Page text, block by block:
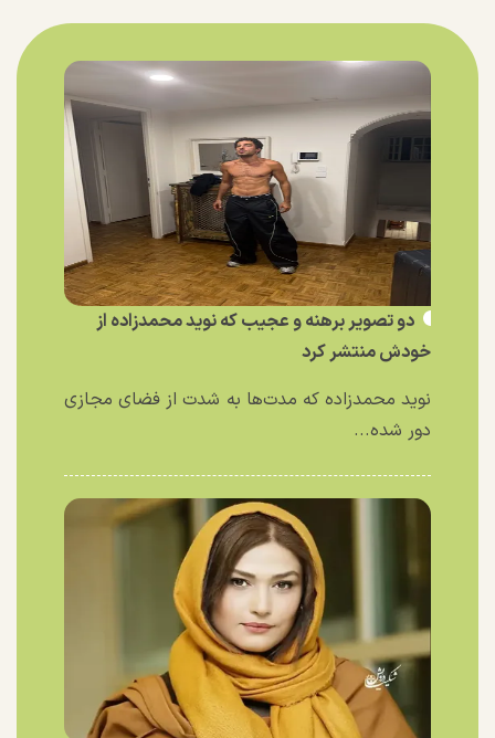
دو تصویر برهنه و عجیب که نوید محمدزاده از
خودش منتشر کرد
نوید محمدزاده که مدت‌ها به شدت از فضای مجازی
دور شده...